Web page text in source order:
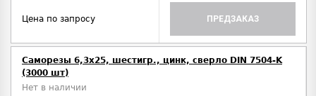
Цена по запросу ПРЕДЗАКАЗ
Саморезы 6,3х25, шестигр., цинк, сверло DIN 7504-K
(3000 шт)
Нет в наличии